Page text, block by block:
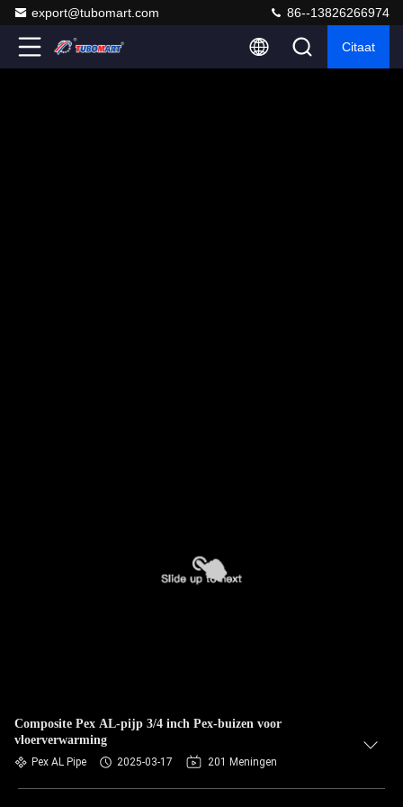
export@tubomart.com 86--13826266974
Citaat
Composite Pex AL-pijp 3/4 inch Pex-buizen voor
vloerverwarming
Pex AL Pipe 2025-03-17 201 Meningen